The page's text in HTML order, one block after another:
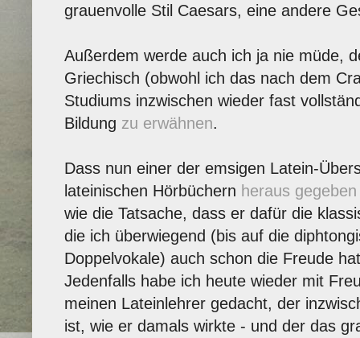
grauenvolle Stil Caesars, eine andere
Außerdem werde auch ich ja nie müde,
Griechisch (obwohl ich das nach dem
Studiums inzwischen wieder fast
Bildung zu erwähnen.
Dass nun einer der emsigen Latein-
lateinischen Hörbüchern heraus
wie die Tatsache, dass er dafür die
die ich überwiegend (bis auf die
Doppelvokale) auch schon die Freude
Jedenfalls habe ich heute wieder mit
meinen Lateinlehrer gedacht, der
ist, wie er damals wirkte - und der das